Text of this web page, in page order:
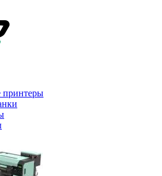
принтеры